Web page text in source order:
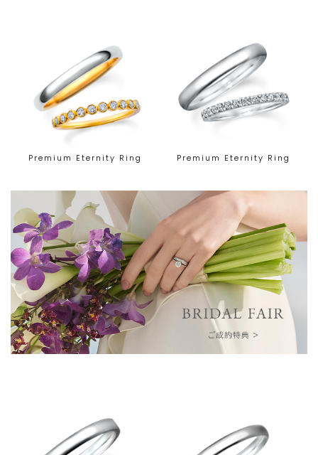
Premium Eternity Ring Premium Eternity Ring